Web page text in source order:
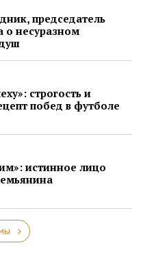
председатель
о несуразном
строгость и
побед в футболе
истинное лицо